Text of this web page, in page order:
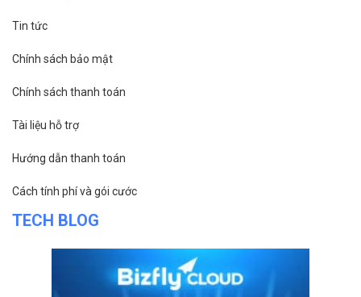
Tin tức
Chính sách bảo mật
Chính sách thanh toán
Tài liệu hỗ trợ
Hướng dẫn thanh toán
Cách tính phí và gói cước
TECH BLOG